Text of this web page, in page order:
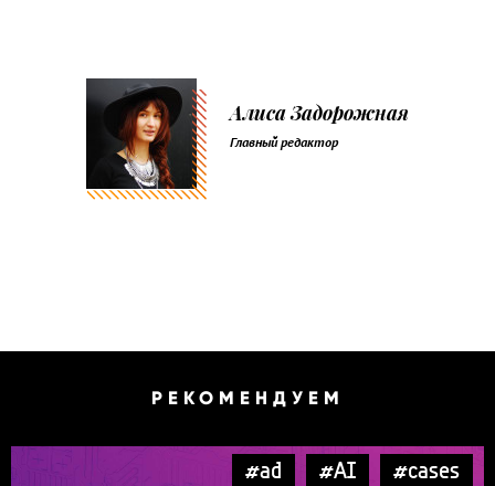
Алиса Задорожная
Главный редактор
РЕКОМЕНДУЕМ
#ad #AI #cases